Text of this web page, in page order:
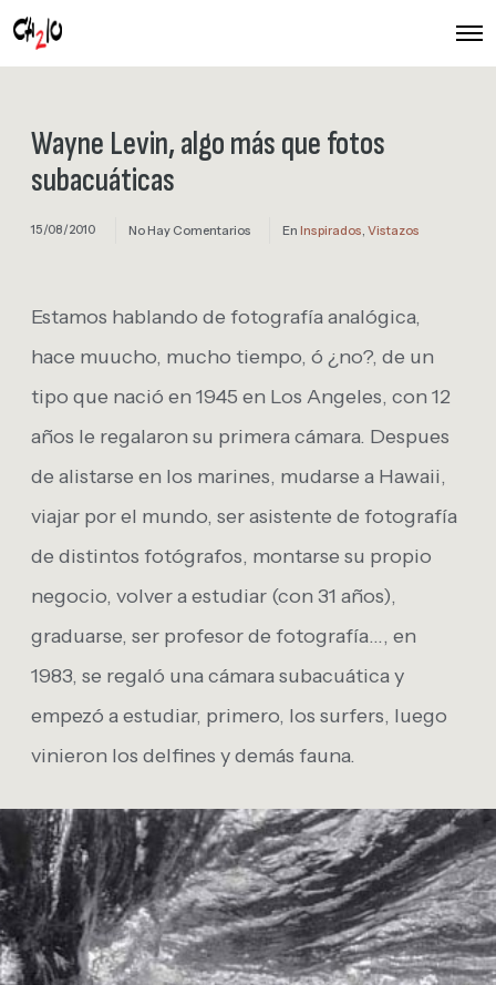
O
Wayne Levin, algo más que fotos
subacuáticas
15/08/2010 No Hay Comentarios En Inspirados, Vistazos
Estamos hablando de fotografía analógica,
hace muucho, mucho tiempo, ó ¿no?, de un
tipo que nació en 1945 en Los Angeles, con 12
años le regalaron su primera cámara. Despues
de alistarse en los marines, mudarse a Hawaii,
viajar por el mundo, ser asistente de fotografía
de distintos fotógrafos, montarse su propio
negocio, volver a estudiar (con 31 años),
graduarse, ser profesor de fotografía…, en
1983, se regaló una cámara subacuática y
empezó a estudiar, primero, los surfers, luego
vinieron los delfines y demás fauna.